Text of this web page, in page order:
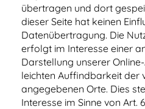
übertragen und dort
dieser Seite hat keinen
Datenübertragung. Die
erfolgt im Interesse einer
Darstellung unserer
leichten Auffindbarkeit der
angegebenen Orte. Dies
Interesse im Sinne von Art.